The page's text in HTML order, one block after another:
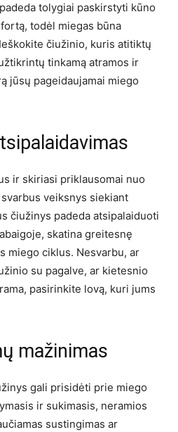
tolygiai paskirstyti kūno
todėl miegas būna
čiužinio, kuris atitiktų
tinkamą atramos ir
jūsų pageidaujamai miego
ir skiriasi priklausomai nuo
veiksnys siekiant
čiužinys padeda atsipalaiduoti
skatina greitesnę
miego ciklus. Nesvarbu, ar
su pagalve, ar kietesnio
pasirinkite lovą, kuri jums
mažinimas
gali prisidėti prie miego
ir sukimasis, neramios
sustingimas ar